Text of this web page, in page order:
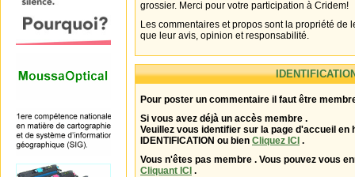
grossier. Merci pour votre participation à Cridem!
Les commentaires et propos sont la propriété de
que leur avis, opinion et responsabilité.
Pour poster un commentaire il faut être
Si vous avez déjà un accès membre .
Veuillez vous identifier sur la page d'accueil en
IDENTIFICATION ou bien Cliquez ICI .
Vous n'êtes pas membre . Vous pouvez vous
Cliquant ICI .